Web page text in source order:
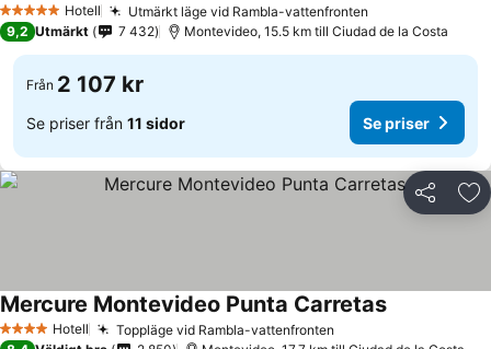
5 Stjärnor Hotell Utmärkt läge vid Rambla-vattenfronten
9,2 Utmärkt 7 432 Montevideo, 15.5 km till Ciudad de la Costa
Från 2 107 kr
Se priser från 11 sidor Se priser
Dela
4 StjärnorHotell Toppläge vid Rambla-vattenfronten
Mercure Montevideo Punta Carretas